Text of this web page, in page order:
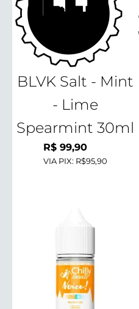
BLVK Salt - Mint
- Lime
Spearmint 30ml
R$99,90
VIA PIX: R$95,90